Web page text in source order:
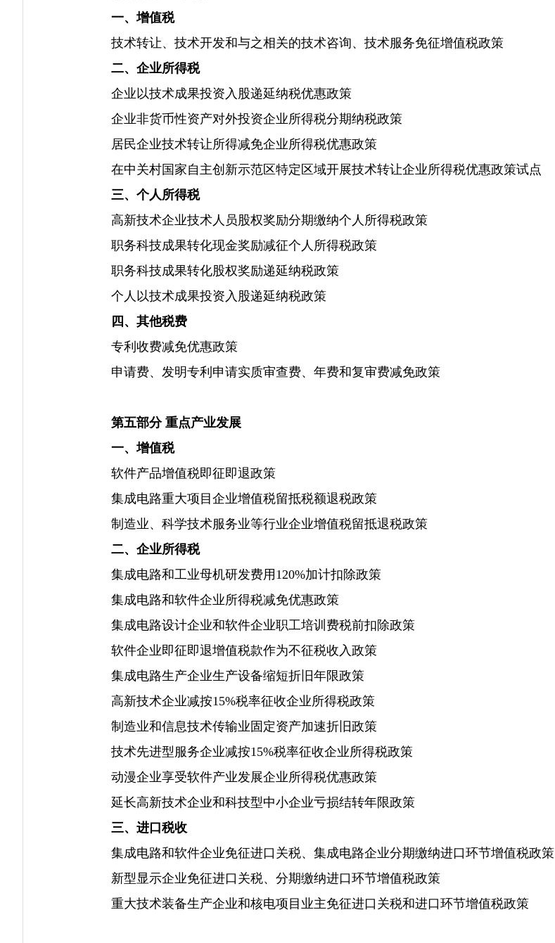
一、增值税
技术转让、技术开发和与之相关的技术咨询、技术服务免征增值税政策
二、企业所得税
企业以技术成果投资入股递延纳税优惠政策
企业非货币性资产对外投资企业所得税分期纳税政策
居民企业技术转让所得减免企业所得税优惠政策
在中关村国家自主创新示范区特定区域开展技术转让企业所得税优惠政策试点
三、个人所得税
高新技术企业技术人员股权奖励分期缴纳个人所得税政策
职务科技成果转化现金奖励减征个人所得税政策
职务科技成果转化股权奖励递延纳税政策
个人以技术成果投资入股递延纳税政策
四、其他税费
专利收费减免优惠政策
申请费、发明专利申请实质审查费、年费和复审费减免政策
第五部分 重点产业发展
一、增值税
软件产品增值税即征即退政策
集成电路重大项目企业增值税留抵税额退税政策
制造业、科学技术服务业等行业企业增值税留抵退税政策
二、企业所得税
集成电路和工业母机研发费用120%加计扣除政策
集成电路和软件企业所得税减免优惠政策
集成电路设计企业和软件企业职工培训费税前扣除政策
软件企业即征即退增值税款作为不征税收入政策
集成电路生产企业生产设备缩短折旧年限政策
高新技术企业减按15%税率征收企业所得税政策
制造业和信息技术传输业固定资产加速折旧政策
技术先进型服务企业减按15%税率征收企业所得税政策
动漫企业享受软件产业发展企业所得税优惠政策
延长高新技术企业和科技型中小企业亏损结转年限政策
三、进口税收
集成电路和软件企业免征进口关税、集成电路企业分期缴纳进口环节增值税政策
新型显示企业免征进口关税、分期缴纳进口环节增值税政策
重大技术装备生产企业和核电项目业主免征进口关税和进口环节增值税政策